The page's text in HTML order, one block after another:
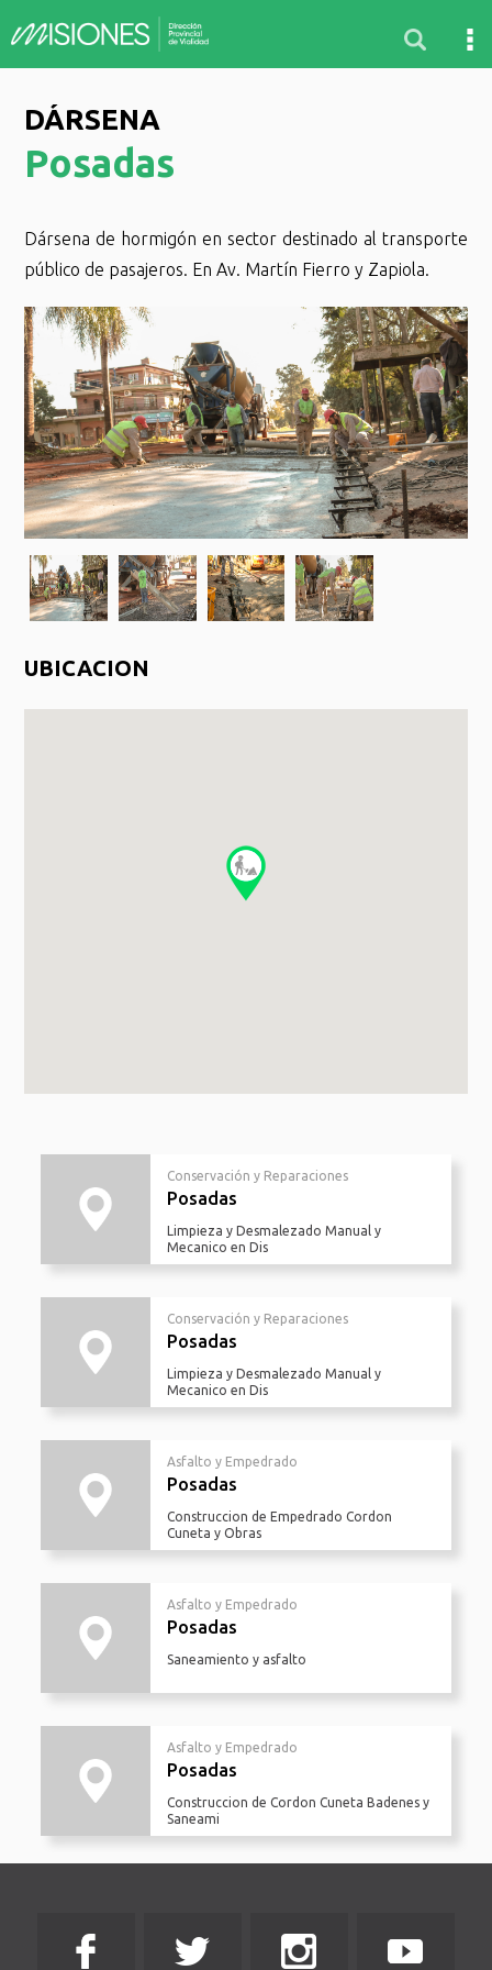
DÁRSENA
Posadas
Dársena de hormigón en sector destinado al transporte
público de pasajeros. En Av. Martín Fierro y Zapiola.
UBICACION
Conservación y Reparaciones
Posadas
Limpieza y Desmalezado Manual y
Mecanico en Dis
Conservación y Reparaciones
Posadas
Limpieza y Desmalezado Manual y
Mecanico en Dis
Asfalto y Empedrado
Posadas
Construccion de Empedrado Cordon
Cuneta y Obras
Asfalto y Empedrado
Posadas
Saneamiento y asfalto
Asfalto y Empedrado
Posadas
Construccion de Cordon Cuneta Badenes y
Saneami